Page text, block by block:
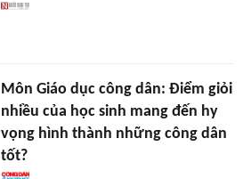
Môn Giáo dục công dân: Điểm giỏi
nhiều của học sinh mang đến hy
vọng hình thành những công dân
tốt?